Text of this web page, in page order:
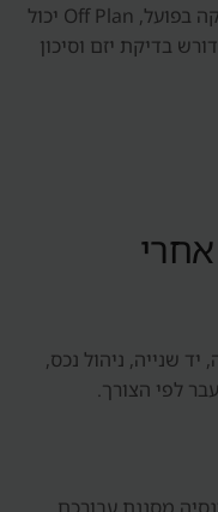
אין תשובה אחת. נכס מוכן מאפשר בדיקה בפועל, Off Plan יכול
בדיקת יזם וסיכון
שנייה, ניהול נכס,
לפי הצורך.